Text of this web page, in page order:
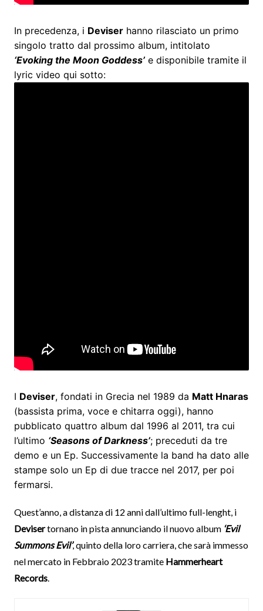
In precedenza, i Deviserhanno rilasciato un primo
singolo tratto dal prossimo album, intitolato
‘Evoking the Μoon Goddess’e disponibile tramite il
lyric video qui sotto:
I Deviser, fondati in Grecia nel 1989 da Matt Hnaras
(bassista prima, voce e chitarra oggi), hanno
pubblicato quattro album dal 1996 al 2011, tra cui
l’ultimo ‘Seasons of Darkness’; preceduti da tre
demo e un Ep. Successivamente la band ha dato alle
stampe solo un Ep di due tracce nel 2017, per poi
fermarsi.
Quest’anno, a distanza di 12 anni dall’ultimo full-lenght, i
Devisertornano in pista annunciando il nuovo album‘Evil
Summons Evil’, quinto della loro carriera, che sarà immesso
nel mercato in Febbraio 2023 tramite Hammerheart
Records.